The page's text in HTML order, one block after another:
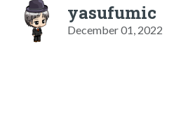
yasufumic
December 01, 2022